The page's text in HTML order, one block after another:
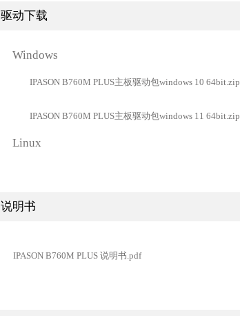
驱动下载
Windows
IPASON B760M PLUS主板驱动包windows 10 64bit.zip
IPASON B760M PLUS主板驱动包windows 11 64bit.zip
Linux
说明书
IPASON B760M PLUS 说明书.pdf